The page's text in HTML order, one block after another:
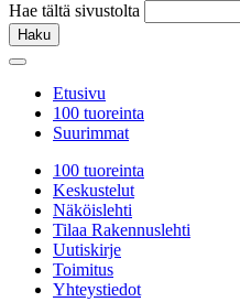
Hae tältä sivustolta
Haku
Etusivu
100 tuoreinta
Suurimmat
100 tuoreinta
Keskustelut
Näköislehti
Tilaa Rakennuslehti
Uutiskirje
Toimitus
Yhteystiedot